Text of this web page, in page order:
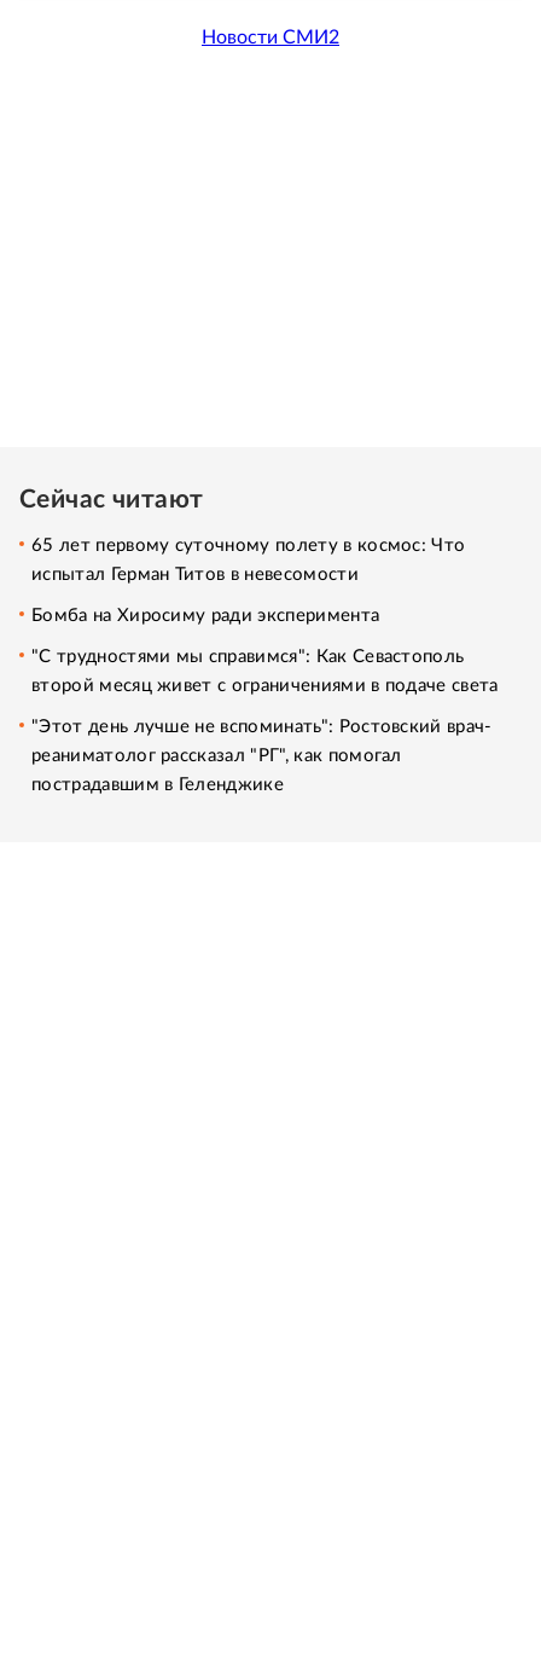
Новости СМИ2
Сейчас читают
65 лет первому суточному полету в космос: Что
испытал Герман Титов в невесомости
Бомба на Хиросиму ради эксперимента
"С трудностями мы справимся": Как Севастополь
второй месяц живет с ограничениями в подаче света
"Этот день лучше не вспоминать": Ростовский врач-
реаниматолог рассказал "РГ", как помогал
пострадавшим в Геленджике